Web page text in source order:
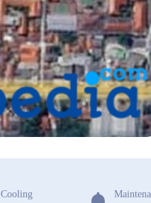
Cooling